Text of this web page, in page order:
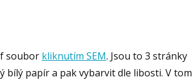
soubor kliknutím SEM. Jsou to 3 stránky
bílý papír a pak vybarvit dle libosti. V tom